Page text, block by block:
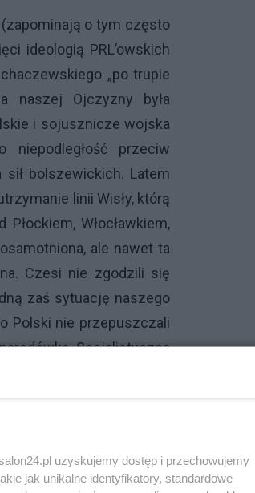
o tym często
ideologią PRL’owskich
„po trupie
naszej Ojczyzny była
i sojusznicze wojska
niepodległość przeciw
bolszewickich. Latem
linii Wisły, którą
Włocławkiem,
ale nawet ta
Czesi nie zgodzili się
zaś sytuację naszego
Polski nie przepuszczali
Socjalistyczna
w Gdańsku). Jedyną
Rumunię. Państwem,
rząd węgierski nakazał
Polski i przez kolejne
uzyskujemy dostęp i przechowujemy
jak unikalne identyfikatory, standardowe